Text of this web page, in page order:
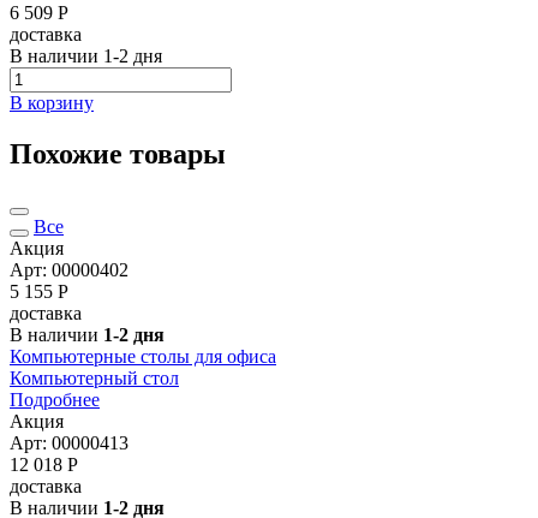
6 509 Р
доставка
В наличии 1-2 дня
В корзину
Похожие товары
Все
Акция
Арт: 00000402
5 155 Р
доставка
В наличии 1-2 дня
Компьютерные столы для офиса
Компьютерный стол
Подробнее
Акция
Арт: 00000413
12 018 Р
доставка
В наличии 1-2 дня